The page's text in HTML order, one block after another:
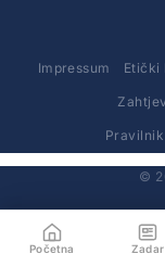
Impressum Etički
©
Početna Zadar